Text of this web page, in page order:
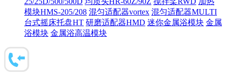
模块HMS-205/208 混匀适配器vortex 混匀适配器MULTI
台式摇床托盘HT 研磨适配器HMD 迷你金属浴模块 金属
浴模块 金属浴高温模块